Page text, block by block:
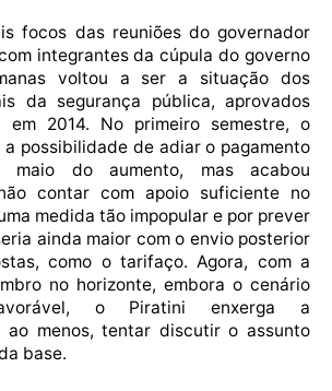
focos das reuniões do governador
integrantes da cúpula do governo
voltou a ser a situação dos
da segurança pública, aprovados
em 2014. No primeiro semestre, o
possibilidade de adiar o pagamento
do aumento, mas acabou
contar com apoio suficiente no
medida tão impopular e por prever
ainda maior com o envio posterior
como o tarifaço. Agora, com a
no horizonte, embora o cenário
o Piratini enxerga a
ao menos, tentar discutir o assunto
base.